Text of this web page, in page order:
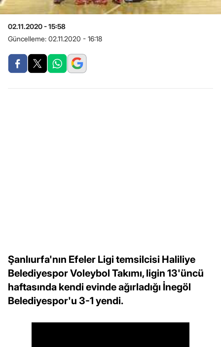
02.11.2020 - 15:58
Güncelleme: 02.11.2020 - 16:18
Şanlıurfa'nın Efeler Ligi temsilcisi Haliliye
Belediyespor Voleybol Takımı, ligin 13'üncü
haftasında kendi evinde ağırladığı İnegöl
Belediyespor'u 3-1 yendi.